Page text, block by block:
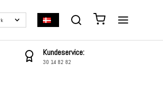
Kundeservice:
30 14 82 82